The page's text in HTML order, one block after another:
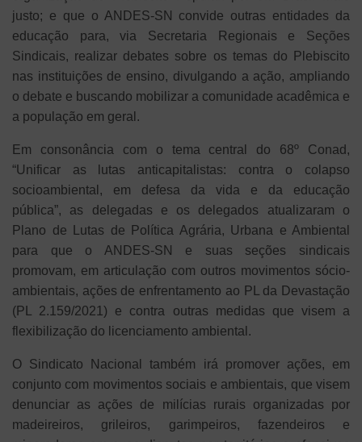
justo; e que o ANDES-SN convide outras entidades da
educação para, via Secretaria Regionais e Seções
Sindicais, realizar debates sobre os temas do Plebiscito
nas instituições de ensino, divulgando a ação, ampliando
o debate e buscando mobilizar a comunidade acadêmica e
a população em geral.
Em consonância com o tema central do 68º Conad,
“Unificar as lutas anticapitalistas: contra o colapso
socioambiental, em defesa da vida e da educação
pública”, as delegadas e os delegados atualizaram o
Plano de Lutas de Política Agrária, Urbana e Ambiental
para que o ANDES-SN e suas seções sindicais
promovam, em articulação com outros movimentos sócio-
ambientais, ações de enfrentamento ao PL da Devastação
(PL 2.159/2021) e contra outras medidas que visem a
flexibilização do licenciamento ambiental.
O Sindicato Nacional também irá promover ações, em
conjunto com movimentos sociais e ambientais, que visem
denunciar as ações de milícias rurais organizadas por
madeireiros, grileiros, garimpeiros, fazendeiros e